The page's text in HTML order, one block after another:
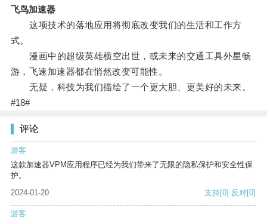
飞鸟加速器
这项技术的落地应用将彻底改变我们的生活和工作方
式。
漫画中的超级英雄横空出世，或未来的交通工具外星畅
游，飞速加速器都在悄然改变可能性。
无疑，科技为我们描绘了一个更大胆、更美好的未来。
#18#
评论
游客
这款加速器VPM应用程序已经为我们带来了无限的隐私保护和安全性保
护。
2024-01-20
支持[0] 反对[0]
游客